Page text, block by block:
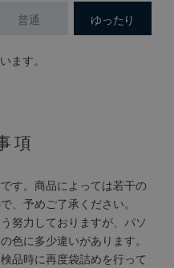
普通 ゆったり
ます。
項
す。商品によっては若干の
、予めご了承ください。
努力しておりますが、パソ
色に多少違いがあります。
品時に再度袋詰めを行って